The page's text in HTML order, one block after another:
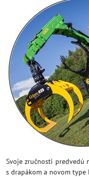
Svoje zručnosti predvedú
s drapákom a novom type